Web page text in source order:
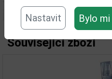
Nastavit Bylo
Související zboží